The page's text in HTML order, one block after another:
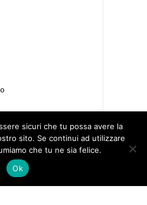
sicuri che tu possa avere la
sito. Se continui ad utilizzare
che tu ne sia felice.
Ok